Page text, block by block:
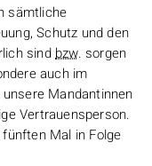
sämtliche
Schutz und den
sindbzw. sorgen
auch im
Mandantinnen
Vertrauensperson.
Mal in Folge